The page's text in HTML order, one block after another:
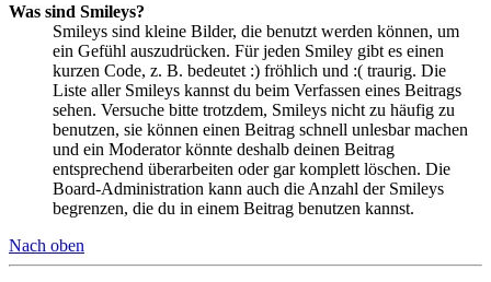
Was sind Smileys?
Smileys sind kleine Bilder, die benutzt werden können, um
ein Gefühl auszudrücken. Für jeden Smiley gibt es einen
kurzen Code, z. B. bedeutet :) fröhlich und :( traurig. Die
Liste aller Smileys kannst du beim Verfassen eines Beitrags
sehen. Versuche bitte trotzdem, Smileys nicht zu häufig zu
benutzen, sie können einen Beitrag schnell unlesbar machen
und ein Moderator könnte deshalb deinen Beitrag
entsprechend überarbeiten oder gar komplett löschen. Die
Board-Administration kann auch die Anzahl der Smileys
begrenzen, die du in einem Beitrag benutzen kannst.
Nach oben